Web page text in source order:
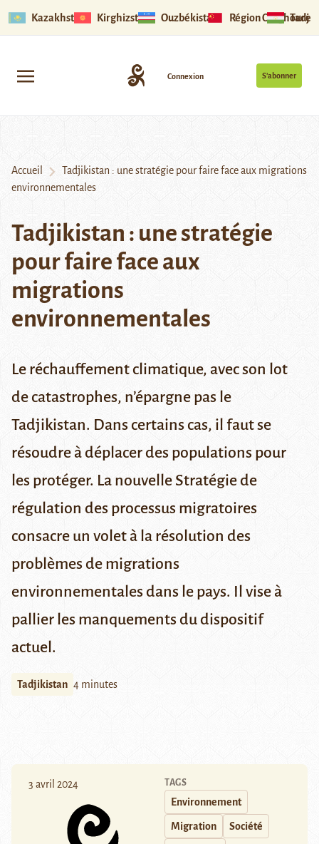
Kazakhstan Kirghizstan Ouzbékistan Région Ouïghoure
S’abonner
Connexion
Accueil
Tadjikistan : une stratégie pour faire face aux migrations
environnementales
Tadjikistan : une stratégie
pour faire face aux
migrations
environnementales
Le réchauffement climatique, avec son lot
de catastrophes, n’épargne pas le
Tadjikistan. Dans certains cas, il faut se
résoudre à déplacer des populations pour
les protéger. La nouvelle Stratégie de
régulation des processus migratoires
consacre un volet à la résolution des
problèmes de migrations
environnementales dans le pays. Il vise à
pallier les manquements du dispositif
actuel.
Tadjikistan 4 minutes
3 avril 2024 TAGS
Environnement
Migration Société